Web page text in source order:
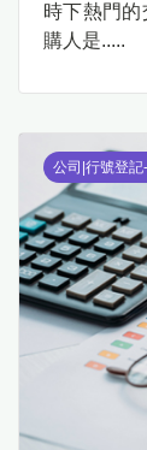
時下熱門
購人是.....
公司|行號登記